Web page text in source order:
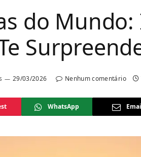
do
29/03/2026 Nenhum comentário
WhatsApp